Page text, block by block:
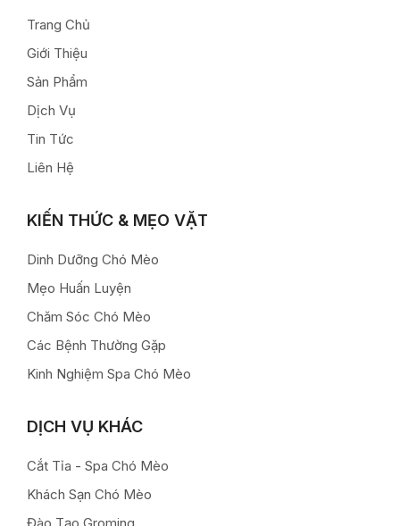
Trang Chủ
Giới Thiệu
Sản Phẩm
Dịch Vụ
Tin Tức
Liên Hệ
KIẾN THỨC & MẸO VẶT
Dinh Dưỡng Chó Mèo
Mẹo Huấn Luyện
Chăm Sóc Chó Mèo
Các Bệnh Thường Gặp
Kinh Nghiệm Spa Chó Mèo
DỊCH VỤ KHÁC
Cắt Tỉa - Spa Chó Mèo
Khách Sạn Chó Mèo